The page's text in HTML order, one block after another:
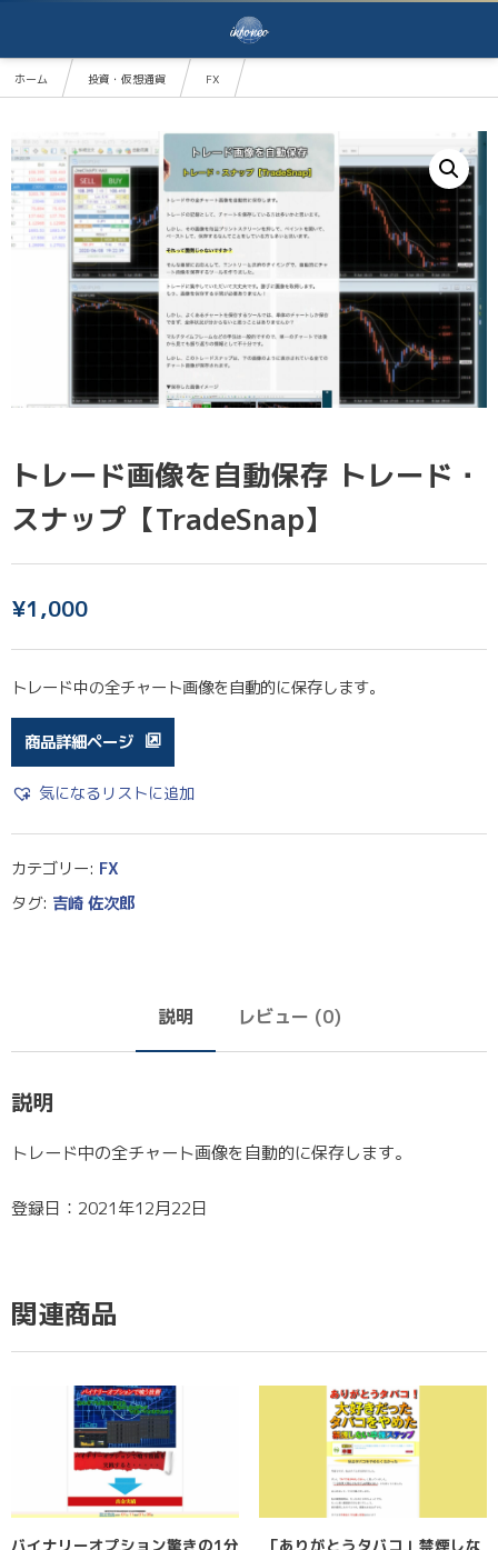
ホーム 投資・仮想通貨
FX
トレード画像を自動保存 トレード・
スナップ【TradeSnap】
¥1,000
トレード中の全チャート画像を自動的に保存します。
商品詳細ページ
気になるリストに追加
カテゴリー: FX
タグ: 吉崎 佐次郎
説明 レビュー (0)
説明
トレード中の全チャート画像を自動的に保存します。
登録日：2021年12月22日
関連商品
バイナリーオプション驚きの1分
「ありがとうタバコ」禁煙しな